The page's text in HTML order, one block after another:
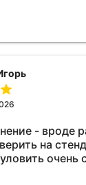
- вроде
на
очень
отключу и